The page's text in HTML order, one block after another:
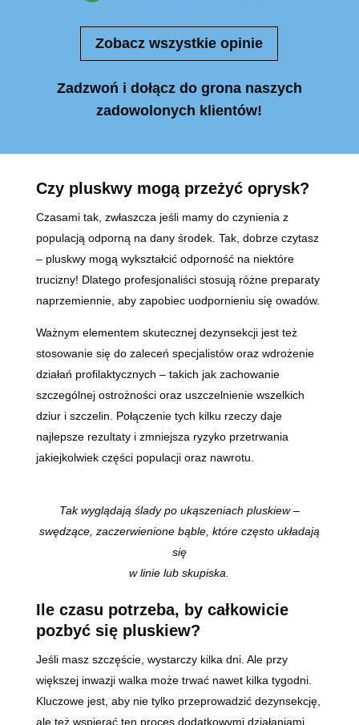
Zobacz wszystkie opinie
Zadzwoń i dołącz do grona naszych
zadowolonych klientów!
Czy pluskwy mogą przeżyć oprysk?
Czasami tak, zwłaszcza jeśli mamy do czynienia z
populacją odporną na dany środek. Tak, dobrze czytasz
– pluskwy mogą wykształcić odporność na niektóre
trucizny! Dlatego profesjonaliści stosują różne preparaty
naprzemiennie, aby zapobiec uodpornieniu się owadów.
Ważnym elementem skutecznej dezynsekcji jest też
stosowanie się do zaleceń specjalistów oraz wdrożenie
działań profilaktycznych – takich jak zachowanie
szczególnej ostrożności oraz uszczelnienie wszelkich
dziur i szczelin. Połączenie tych kilku rzeczy daje
najlepsze rezultaty i zmniejsza ryzyko przetrwania
jakiejkolwiek części populacji oraz nawrotu.
Tak wyglądają ślady po ukąszeniach pluskiew –
swędzące, zaczerwienione bąble, które często układają
się
w linie lub skupiska.
Ile czasu potrzeba, by całkowicie
pozbyć się pluskiew?
Jeśli masz szczęście, wystarczy kilka dni. Ale przy
większej inwazji walka może trwać nawet kilka tygodni.
Kluczowe jest, aby nie tylko przeprowadzić dezynsekcję,
ale też wspierać ten proces dodatkowymi działaniami.